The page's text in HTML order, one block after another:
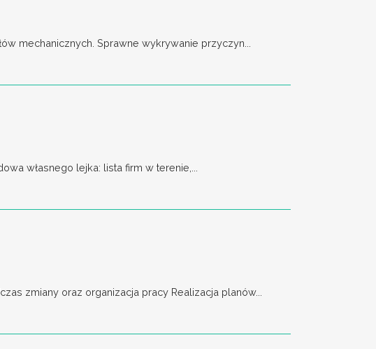
mechanicznych. Sprawne wykrywanie przyczyn...
własnego lejka: lista firm w terenie,...
zmiany oraz organizacja pracy Realizacja planów...